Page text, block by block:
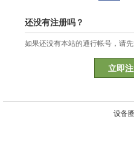
还没有注册吗？
如果还没有本站的通行帐号，请
立即
设备